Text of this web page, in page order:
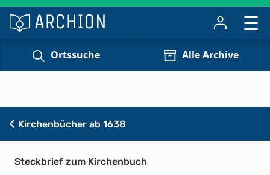
Ortssuche Alle Archive
Kirchenbücher ab 1638
Steckbrief zum Kirchenbuch